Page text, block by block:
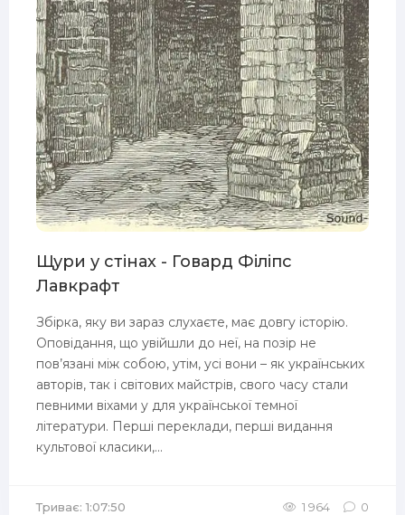
Щури у стінах - Говард Філіпс
Лавкрафт
Збірка, яку ви зараз слухаєте, має довгу історію.
Оповідання, що увійшли до неї, на позір не
пов’язані між собою, утім, усі вони – як українських
авторів, так і світових майстрів, свого часу стали
певними віхами у для української темної
літератури. Перші переклади, перші видання
культової класики,...
Триває: 1:07:50 1 964 0